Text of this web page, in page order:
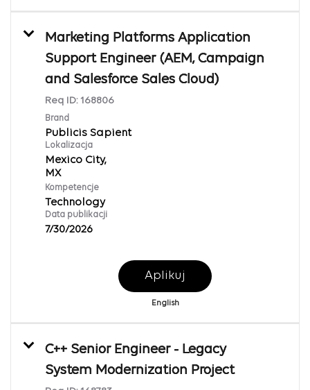
Marketing Platforms Application
Support Engineer (AEM, Campaign
and Salesforce Sales Cloud)
Req ID: 168806
Brand
Publicis Sapient
Lokalizacja
Mexico City,
Kompetencje
Technology
Data publikacji
7/30/2026
Aplikuj
English
C++ Senior Engineer - Legacy
System Modernization Project